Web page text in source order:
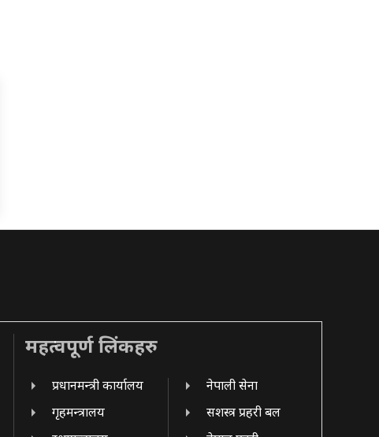
महत्वपूर्ण लिंकहरु
प्रधानमन्त्री कार्यालय
गृहमन्त्रालय
नेपाली सेना
सशस्त्र प्रहरी बल